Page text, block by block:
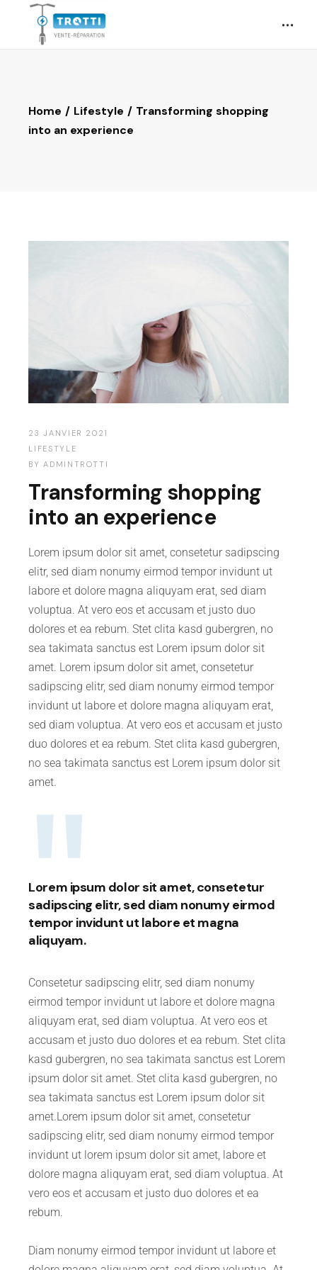
Home Lifestyle
Transforming shopping
into an experience
23 JANVIER 2021
LIFESTYLE
BY ADMINTROTTI
Transforming shopping
into an experience
Lorem ipsum dolor sit amet, consetetur sadipscing
elitr, sed diam nonumy eirmod tempor invidunt ut
labore et dolore magna aliquyam erat, sed diam
voluptua. At vero eos et accusam et justo duo
dolores et ea rebum. Stet clita kasd gubergren, no
sea takimata sanctus est Lorem ipsum dolor sit
amet. Lorem ipsum dolor sit amet, consetetur
sadipscing elitr, sed diam nonumy eirmod tempor
invidunt ut labore et dolore magna aliquyam erat,
sed diam voluptua. At vero eos et accusam et justo
duo dolores et ea rebum. Stet clita kasd gubergren,
no sea takimata sanctus est Lorem ipsum dolor sit
amet.
Lorem ipsum dolor sit amet, consetetur
sadipscing elitr, sed diam nonumy eirmod
tempor invidunt ut labore et magna
aliquyam.
Consetetur sadipscing elitr, sed diam nonumy
eirmod tempor invidunt ut labore et dolore magna
aliquyam erat, sed diam voluptua. At vero eos et
accusam et justo duo dolores et ea rebum. Stet clita
kasd gubergren, no sea takimata sanctus est Lorem
ipsum dolor sit amet. Stet clita kasd gubergren, no
sea takimata sanctus est Lorem ipsum dolor sit
amet.Lorem ipsum dolor sit amet, consetetur
sadipscing elitr, sed diam nonumy eirmod tempor
invidunt ut lorem ipsum dolor sit amet, labore et
dolore magna aliquyam erat, sed diam voluptua. At
vero eos et accusam et justo duo dolores et ea
rebum.
Diam nonumy eirmod tempor invidunt ut labore et